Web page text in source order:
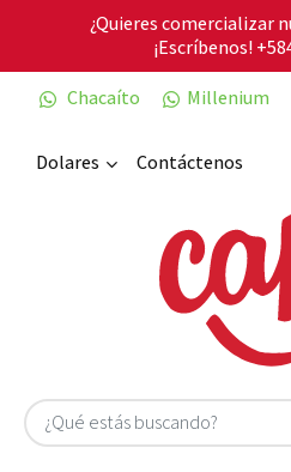
¿Quieres comercializar
¡Escríbenos!
Chacaíto
Millenium
Dolares Contáctenos